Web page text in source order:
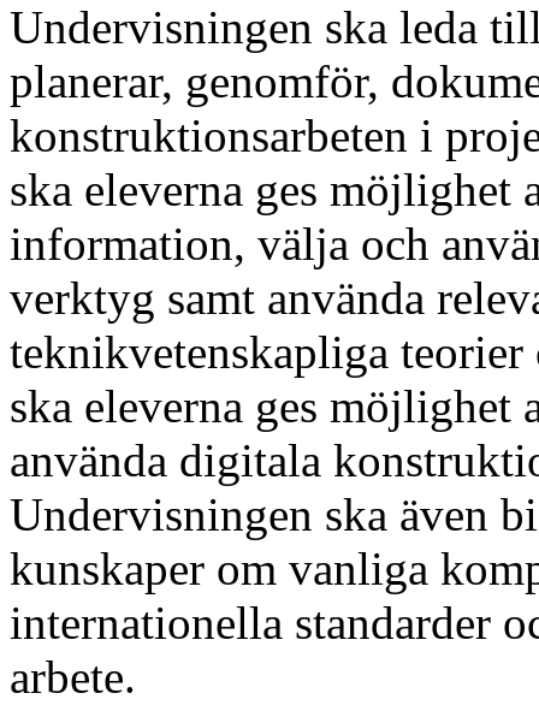
Undervisningen ska leda
planerar, genomför,
konstruktionsarbeten i
ska eleverna ges möjlighet
information, välja och
verktyg samt använda
teknikvetenskapliga
ska eleverna ges möjlighet
använda digitala
Undervisningen ska även
kunskaper om vanliga
internationella standarder
arbete.